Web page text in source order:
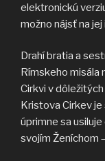
elektronickú
možno nájsť na
Drahí bratia a
Rímskeho misála
Cirkvi v
Kristova Cirkev je
úprimne sa
svojím Ženíchom